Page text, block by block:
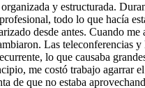
y estructurada.
todo lo que hacía
desde antes. Cuando me
Las teleconferencias y
lo que causaba
me costó trabajo agarrar
de que no estaba